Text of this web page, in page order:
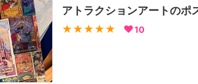
アトラクションアートのポ
★★★★★ 10